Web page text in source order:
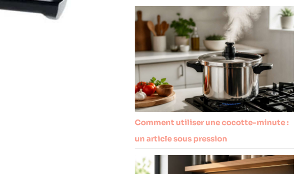
Comment utiliser une cocotte-minute :
un article sous pression